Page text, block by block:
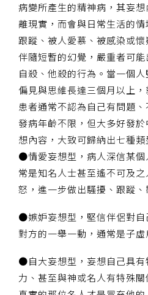
病變所產生的精神病，其妄
離現實，而會與日常生活的
跟蹤、被人愛慕、被感染或
伴隨短暫的幻覺，嚴重者可
自殺、他殺的行為。當一個
偏見與思維長達三個月以上
患者通常不認為自己有問題
發病年齡不限，但大多好發
想內容，大致可歸納出七種類
●情愛妄想型，病人深信某個
常是知名人士甚至遙不可及
怒，進一步做出騷擾、跟蹤
●嫉妒妄想型，堅信伴侶對
對方的一舉一動，通常是子虛
●自大妄想型，妄想自己具有
力、甚至與神或名人有特殊